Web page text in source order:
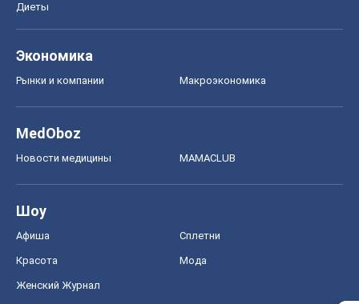
Диеты
Экономика
Рынки и компании Mакроэкономика
MedOboz
Новости медицины MAMACLUB
Шоу
Афиша Сплетни
Красота Мода
Женский Журнал